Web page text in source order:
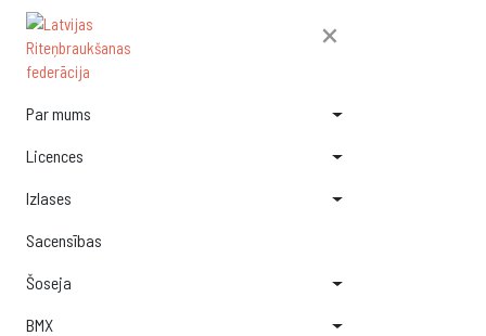
×
Par mums
Licences
Izlases
Sacensības
Šoseja
BMX